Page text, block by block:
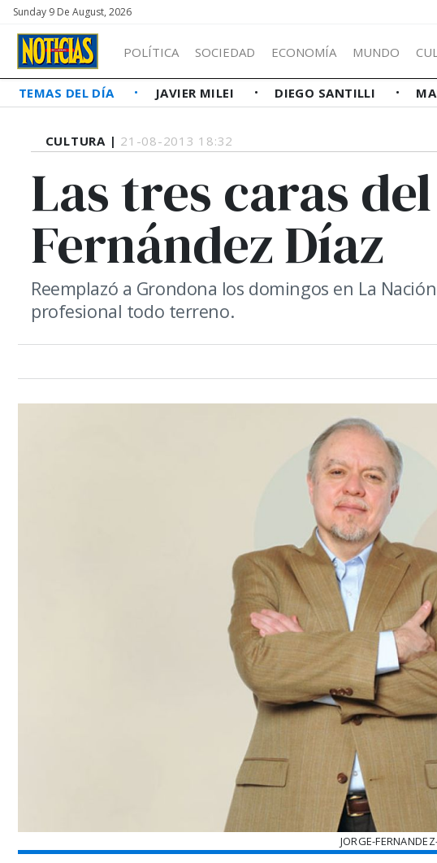
Sunday 9 De August, 2026
POLÍTICA SOCIEDAD ECONOMÍA MUNDO
TEMAS DEL DÍA JAVIER MILEI DIEGO SANTILLI
CULTURA | 21-08-2013 18:32
Las tres caras
Fernández Díaz
Reemplazó a Grondona los domingos en La
profesional todo terreno.
JORGE-